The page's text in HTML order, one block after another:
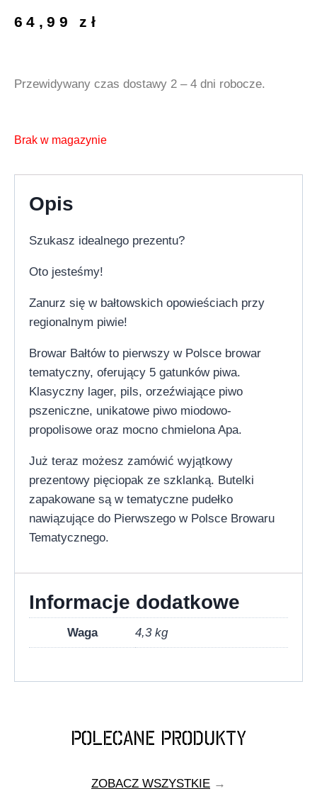
64,99zł
Przewidywany czas dostawy 2 – 4 dni robocze.
Brak w magazynie
Opis
Szukasz idealnego prezentu?
Oto jesteśmy!
Zanurz się w bałtowskich opowieściach przy
regionalnym piwie!
Browar Bałtów to pierwszy w Polsce browar
tematyczny, oferujący 5 gatunków piwa.
Klasyczny lager, pils, orzeźwiające piwo
pszeniczne, unikatowe piwo miodowo-
propolisowe oraz mocno chmielona Apa.
Już teraz możesz zamówić wyjątkowy
prezentowy pięciopak ze szklanką. Butelki
zapakowane są w tematyczne pudełko
nawiązujące do Pierwszego w Polsce Browaru
Tematycznego.
Informacje dodatkowe
Waga 4,3 kg
POLECANE PRODUKTY
ZOBACZ WSZYSTKIE →